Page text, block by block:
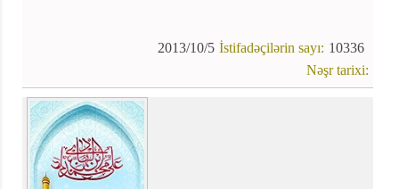
10336
İstifadəçilərin sayı:
2013/10/5
Nəşr tarixi: